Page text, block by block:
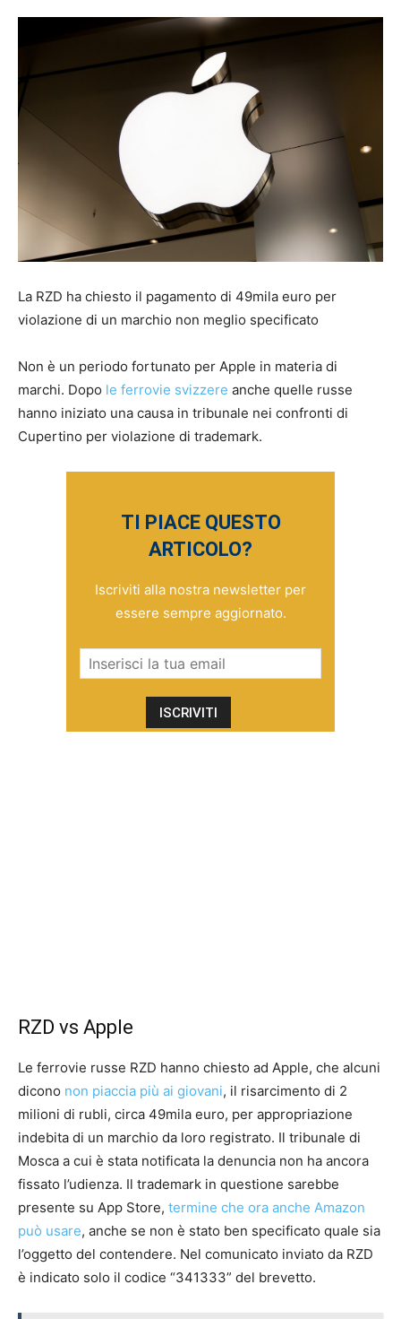
La RZD ha chiesto il pagamento di 49mila euro per
violazione di un marchio non meglio specificato
Non è un periodo fortunato per Apple in materia di
marchi. Dopo le ferrovie svizzere anche quelle russe
hanno iniziato una causa in tribunale nei confronti di
Cupertino per violazione di trademark.
TI PIACE QUESTO
ARTICOLO?
Iscriviti alla nostra newsletter per
essere sempre aggiornato.
RZD vs Apple
Le ferrovie russe RZD hanno chiesto ad Apple, che alcuni
dicono non piaccia più ai giovani, il risarcimento di 2
milioni di rubli, circa 49mila euro, per appropriazione
indebita di un marchio da loro registrato. Il tribunale di
Mosca a cui è stata notificata la denuncia non ha ancora
fissato l’udienza. Il trademark in questione sarebbe
presente su App Store, termine che ora anche Amazon
può usare, anche se non è stato ben specificato quale sia
l’oggetto del contendere. Nel comunicato inviato da RZD
è indicato solo il codice “341333” del brevetto.